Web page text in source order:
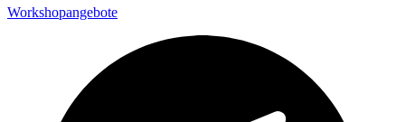
Workshopangebote